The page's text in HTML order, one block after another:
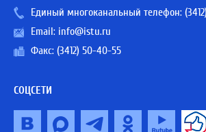
Единый многоканальный телефон:
Email: info@istu.ru
Факс: (3412) 50-40-55
СОЦСЕТИ